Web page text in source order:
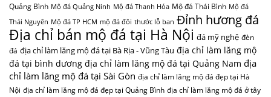
Quảng Bình Mộ đá Quảng Ninh Mộ đá Thanh Hóa Mộ đá Thái Bình Mộ đá
Thái Nguyên Mộ đá TP HCM mộ đá đôi thước lỗ ban Đỉnh hương đá
Địa chỉ bán mộ đá tại Hà Nội đá mỹ nghệ đèn
đá địa chỉ làm lăng mộ đá tại Bà Rịa - Vũng Tàu địa chỉ làm lăng mộ
đá tại bình dương địa chỉ làm lăng mộ đá tại Quảng Nam địa
chỉ làm lăng mộ đá tại Sài Gòn địa chỉ làm lăng mộ đá đẹp tại Hà
Nội địa chỉ làm lăng mộ đá đẹp tại Quảng Bình địa chỉ làm lăng mộ đá ở tây